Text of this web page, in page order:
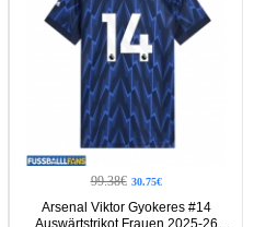
99.38€ 30.75€
Arsenal Viktor Gyokeres #14
Auswärtstrikot Frauen 2025-26